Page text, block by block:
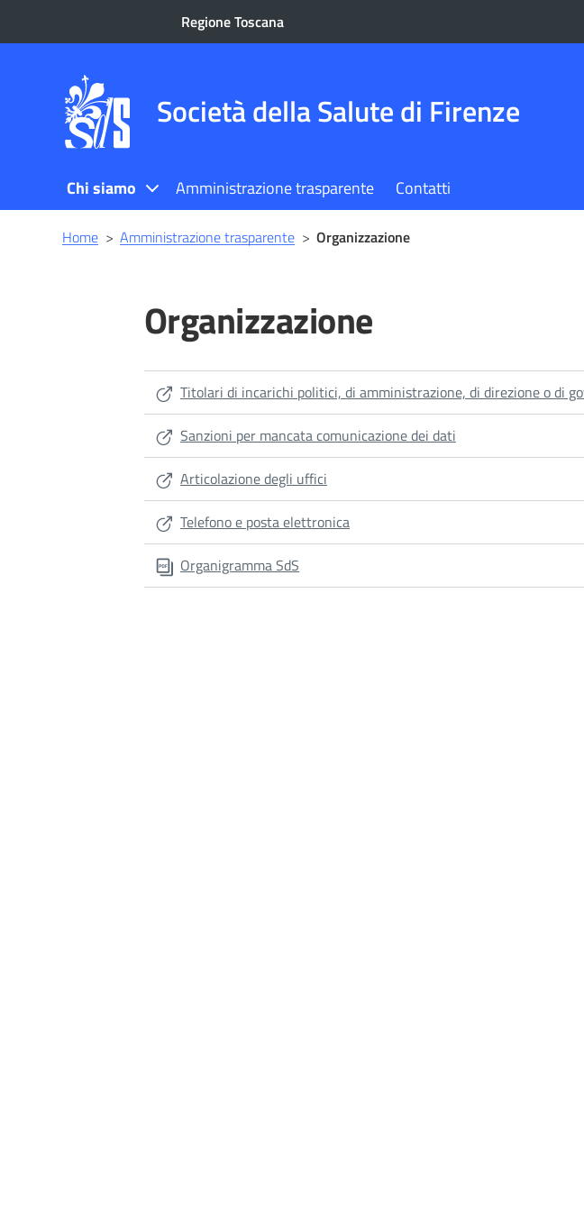
Regione Toscana
Società della Salute di Firenze
Chi siamo Amministrazione trasparente Contatti
Briciole
di
Home> Amministrazione trasparente> Organizzazione
Organizzazione
Titolari di incarichi politici, di amministrazione, di direzione o di
Sanzioni per mancata comunicazione dei dati
Articolazione degli uffici
Telefono e posta elettronica
Organigramma SdS